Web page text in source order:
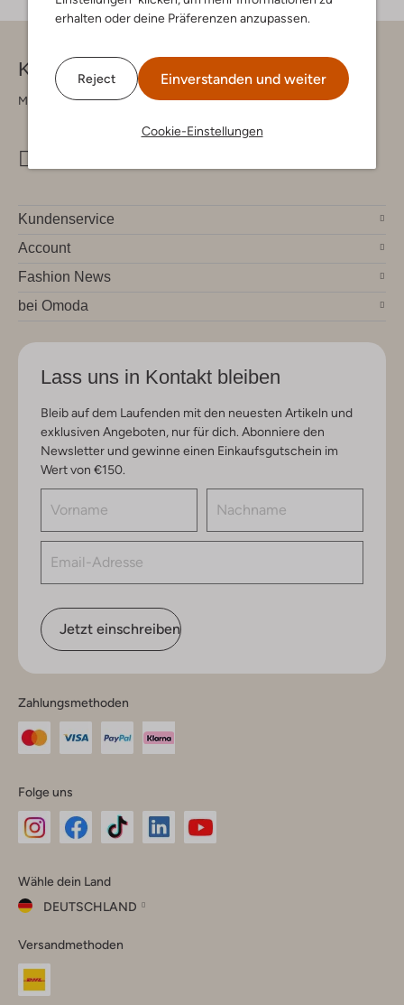
erhalten oder deine Präferenzen anzupassen.
Reject Einverstanden und weiter
Cookie-Einstellungen
Kontakt
Montag - Freitag 09:00 - 17:00 uur
Kundenservice
Account
Fashion News
bei Omoda
Lass uns in Kontakt bleiben
Bleib auf dem Laufenden mit den neuesten Artikeln und
exklusiven Angeboten, nur für dich. Abonniere den
Newsletter und gewinne einen Einkaufsgutschein im
Wert von €150.
Jetzt einschreiben
Zahlungsmethoden
Folge uns
Instagram
Facebook
TikTok
Wähle dein Land
DEUTSCHLAND
dein
Land
Versandmethoden